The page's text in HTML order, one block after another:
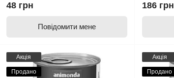
48 грн
Повідомити мене
186 грн
Акція
Продано
Акція
Продано